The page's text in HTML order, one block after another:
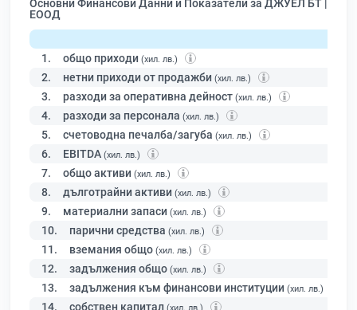
Основни Финансови Данни и Показатели за ДЖУЕЛ БТ |
ЕООД
1. общо приходи (хил. лв.)
2. нетни приходи от продажби (хил. лв.)
3. разходи за оперативна дейност (хил. лв.)
4. разходи за персонала (хил. лв.)
5. счетоводна печалба/загуба (хил. лв.)
6. EBITDA (хил. лв.)
7. общо активи (хил. лв.)
8. дълготрайни активи (хил. лв.)
9. материални запаси (хил. лв.)
10. парични средства (хил. лв.)
11. вземания общо (хил. лв.)
12. задължения общо (хил. лв.)
13. задължения към финансови институции (хил. лв.)
14. собствен капитал